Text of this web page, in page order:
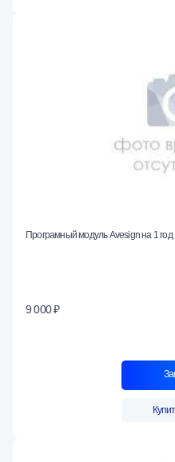
Програмный модуль Avesign на 1 год
9 000 ₽